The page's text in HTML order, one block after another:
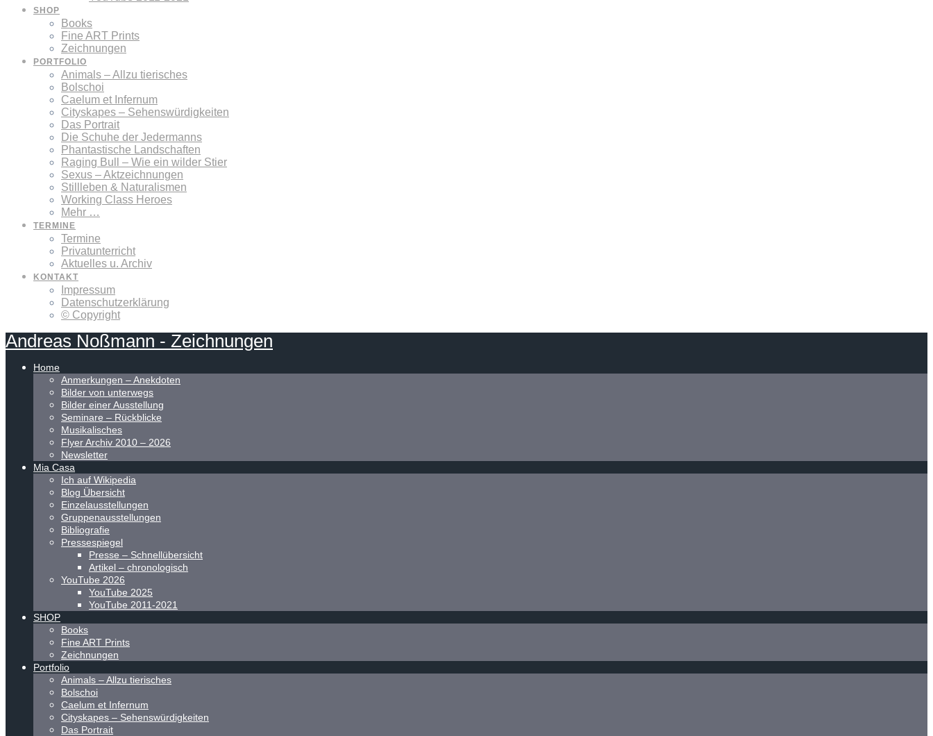
SHOP
Books
Fine ART Prints
Zeichnungen
PORTFOLIO
Animals – Allzu tierisches
Bolschoi
Caelum et Infernum
Cityskapes – Sehenswürdigkeiten
Das Portrait
Die Schuhe der Jedermanns
Phantastische Landschaften
Raging Bull – Wie ein wilder Stier
Sexus – Aktzeichnungen
Stillleben & Naturalismen
Working Class Heroes
Mehr …
TERMINE
Termine
Privatunterricht
Aktuelles u. Archiv
KONTAKT
Impressum
Datenschutzerklärung
© Copyright
Andreas Noßmann - Zeichnungen
Home
Anmerkungen – Anekdoten
Bilder von unterwegs
Bilder einer Ausstellung
Seminare – Rückblicke
Musikalisches
Flyer Archiv 2010 – 2026
Newsletter
Mia Casa
Ich auf Wikipedia
Blog Übersicht
Einzelausstellungen
Gruppenausstellungen
Bibliografie
Pressespiegel
Presse – Schnellübersicht
Artikel – chronologisch
YouTube 2026
YouTube 2025
YouTube 2011-2021
SHOP
Books
Fine ART Prints
Zeichnungen
Portfolio
Animals – Allzu tierisches
Bolschoi
Caelum et Infernum
Cityskapes – Sehenswürdigkeiten
Das Portrait